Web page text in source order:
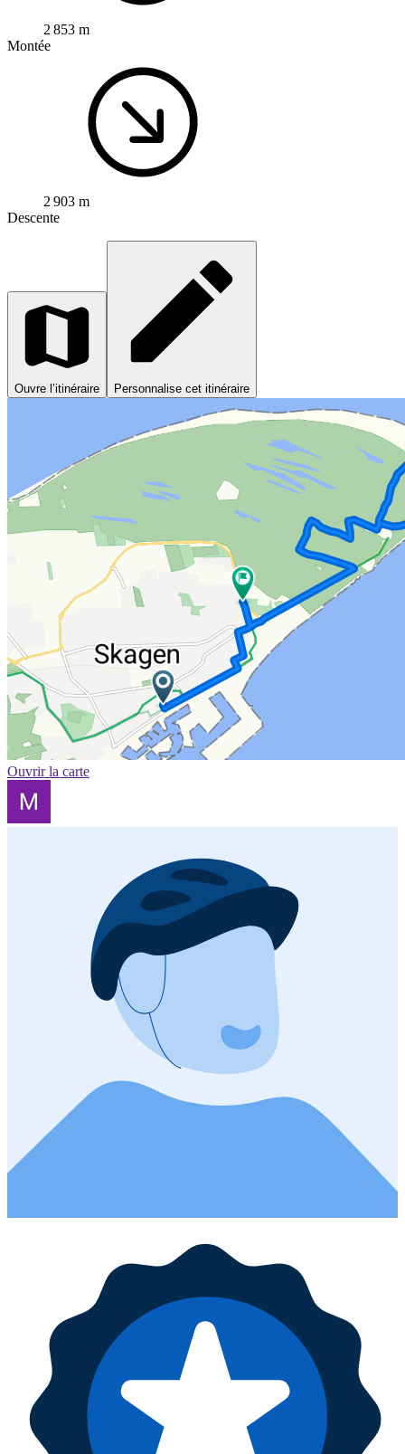
2 853 m
Montée
2 903 m
Descente
Ouvre l’itinéraire Personnalise cet itinéraire
Ouvrir la carte